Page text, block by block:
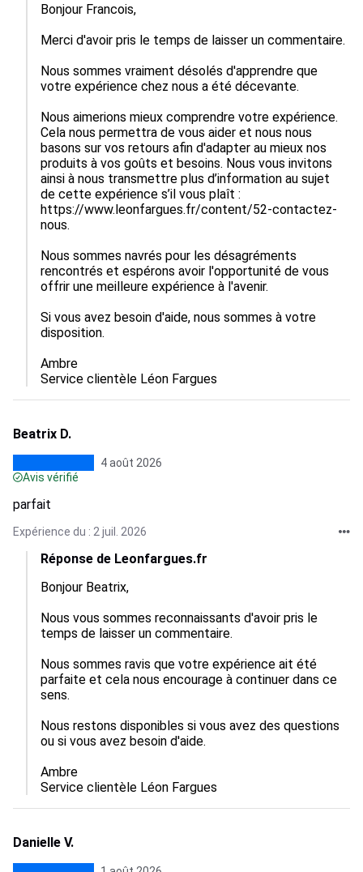
Bonjour Francois,
Merci d'avoir pris le temps de laisser un commentaire.
Nous sommes vraiment désolés d'apprendre que
votre expérience chez nous a été décevante.
Nous aimerions mieux comprendre votre expérience.
Cela nous permettra de vous aider et nous nous
basons sur vos retours afin d'adapter au mieux nos
produits à vos goûts et besoins. Nous vous invitons
ainsi à nous transmettre plus d’information au sujet
de cette expérience s’il vous plaît :
https://www.leonfargues.fr/content/52-contactez-
nous.
Nous sommes navrés pour les désagréments
rencontrés et espérons avoir l'opportunité de vous
offrir une meilleure expérience à l'avenir.
Si vous avez besoin d'aide, nous sommes à votre
disposition.
Ambre
Service clientèle Léon Fargues
Beatrix D.
4 août 2026
Avis vérifié
parfait
Expérience du : 2 juil. 2026
Réponse de Leonfargues.fr
Bonjour Beatrix,
Nous vous sommes reconnaissants d'avoir pris le
temps de laisser un commentaire.
Nous sommes ravis que votre expérience ait été
parfaite et cela nous encourage à continuer dans ce
sens.
Nous restons disponibles si vous avez des questions
ou si vous avez besoin d'aide.
Ambre
Service clientèle Léon Fargues
Danielle V.